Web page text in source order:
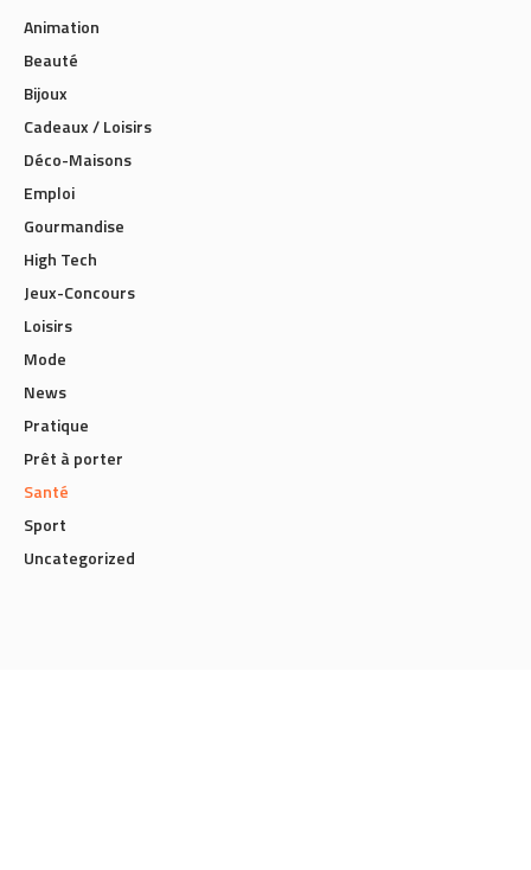
Animation
Beauté
Bijoux
Cadeaux / Loisirs
Déco-Maisons
Emploi
Gourmandise
High Tech
Jeux-Concours
Loisirs
Mode
News
Pratique
Prêt à porter
Santé
Sport
Uncategorized